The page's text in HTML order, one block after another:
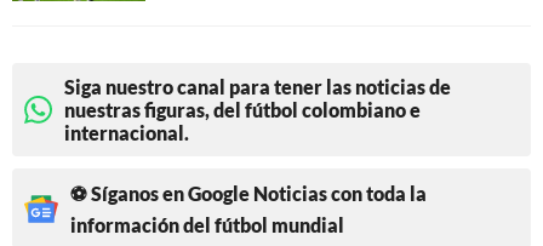
Siga nuestro canal para tener las noticias de
nuestras figuras, del fútbol colombiano e
internacional.
⚽ Síganos en Google Noticias con toda la
información del fútbol mundial